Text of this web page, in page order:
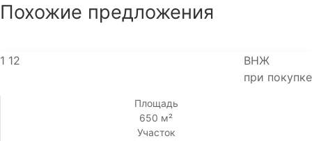
Похожие предложения
1 12
ВНЖ
при покупке
Площадь
650 м²
Участок